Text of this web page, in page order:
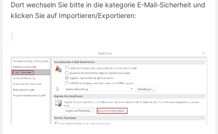
Dort wechseln Sie bitte in die kategorie E-Mail-Sicherheit und
klicken Sie auf Importieren/Exportieren: